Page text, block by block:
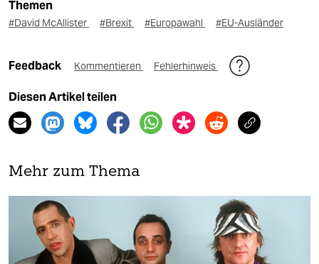
Themen
#David McAllister #Brexit #Europawahl #EU-Ausländer
Feedback Kommentieren Fehlerhinweis
Diesen Artikel teilen
Mehr zum Thema